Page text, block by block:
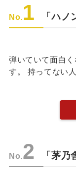
No.1 「ハノ
弾いていて面白
す。 持ってない
No.2 「茅